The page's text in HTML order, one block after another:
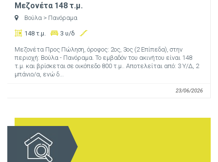
Μεζονέτα 148 τ.μ.
Βούλα > Πανόραμα
148 τ.μ. 3 υ/δ
Μεζονέτα Προς Πώληση, όροφος: 2ος, 3ος (2 Επίπεδα), στην
περιοχή: Βούλα - Πανόραμα. Το εμβαδόν του ακινήτου είναι 148
τ.μ. και βρίσκεται σε οικόπεδο 800 τ.μ.. Αποτελείται από: 3 Υ/Δ, 2
μπάνιο/α, ενώ δ...
23/06/2026